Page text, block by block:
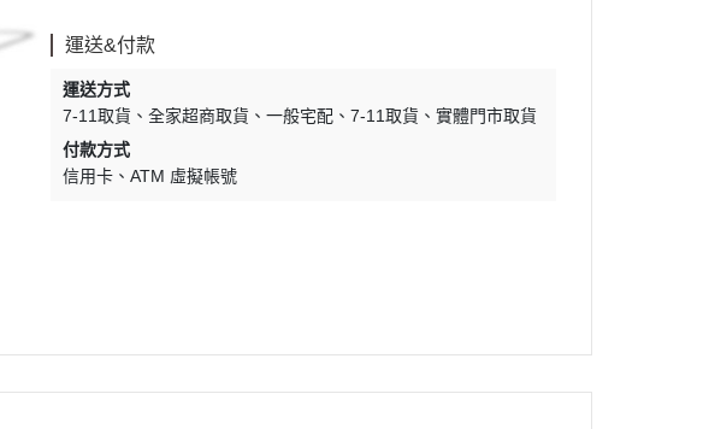
運送&付款
運送方式
7-11取貨
全家超商取貨 一般宅配 7-11取貨
實體門市取貨
付款方式
信用卡
ATM 虛擬帳號